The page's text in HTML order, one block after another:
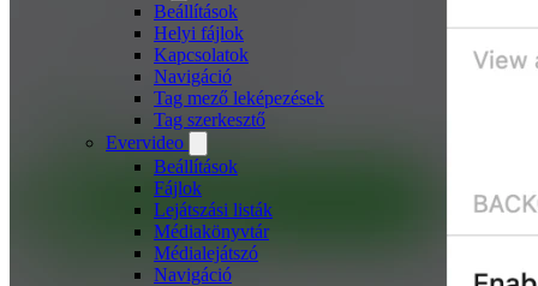
Beállítások
Helyi fájlok
Kapcsolatok
Navigáció
Tag mező leképezések
Tag szerkesztő
Evervideo
Beállítások
Fájlok
Lejátszási listák
Médiakönyvtár
Médialejátszó
Navigáció